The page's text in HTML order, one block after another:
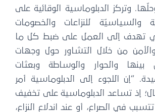
وحلّها. وتركز الدبلوماسية الوقائية على
والسياسيّة للنزاعات والخصومات
تهدف إلى العمل على ضبط كل ما
من خلال التشاور حول وجهات
بينها والحوار والوساطة وبعثات
“إن اللجوء إلى الدبلوماسية أمر
إذ تساعد الدبلوماسية على تخفيف
تتسبب في الصراع، أو عند اندلاع النزاع،